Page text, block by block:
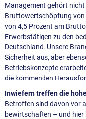
Management gehört
Bruttowertschöpfung von
von 4,5 Prozent am
Erwerbstätigen zu den
Deutschland. Unsere
Sicherheit aus, aber
Betriebskonzepte
die kommenden
Inwiefern treffen die
Betroffen sind davon vor
bewirtschaften – und hier